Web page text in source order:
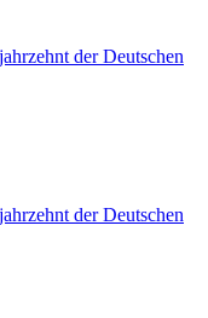
der Deutschen
der Deutschen